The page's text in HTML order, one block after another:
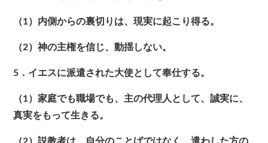
（1）内側からの裏切りは、現実に起こり得る。
（2）神の主権を信じ、動揺しない。
5．イエスに派遣された大使として奉仕する。
（1）家庭でも職場でも、主の代理人として、誠実に、
真実をもって生きる。